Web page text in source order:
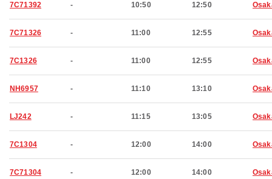
7C71392 - 10:50 12:50
7C71326 - 11:00 12:55
7C1326 - 11:00 12:55
NH6957 - 11:10 13:10
LJ242 - 11:15 13:05
7C1304 - 12:00 14:00
7C71304 - 12:00 14:00